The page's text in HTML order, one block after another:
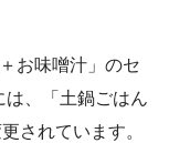
お味噌汁」のセ
は、「土鍋ごはん
されています。